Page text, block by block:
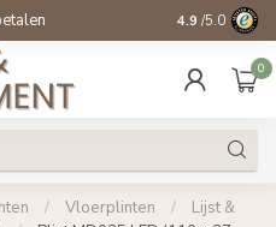
Specialist in
4.9 /5.0
0
/ Vloerplinten /
Lijst &